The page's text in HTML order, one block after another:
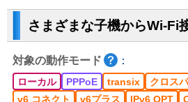
さまざまな子機からWi-Fi
対象の動作モード ：
ローカル PPPoE transix クロス
v6 コネクト
v6プラス IPv6 OPT